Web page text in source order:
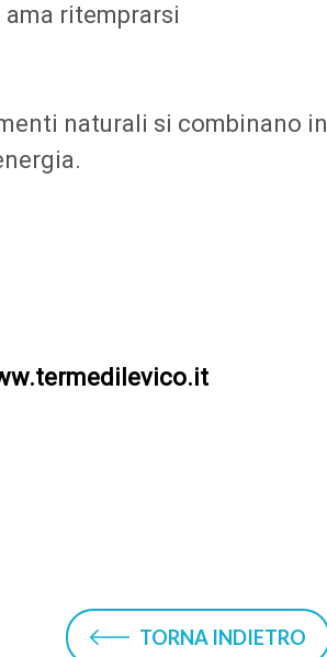
ritemprarsi
naturali si combinano in
TORNA INDIETRO